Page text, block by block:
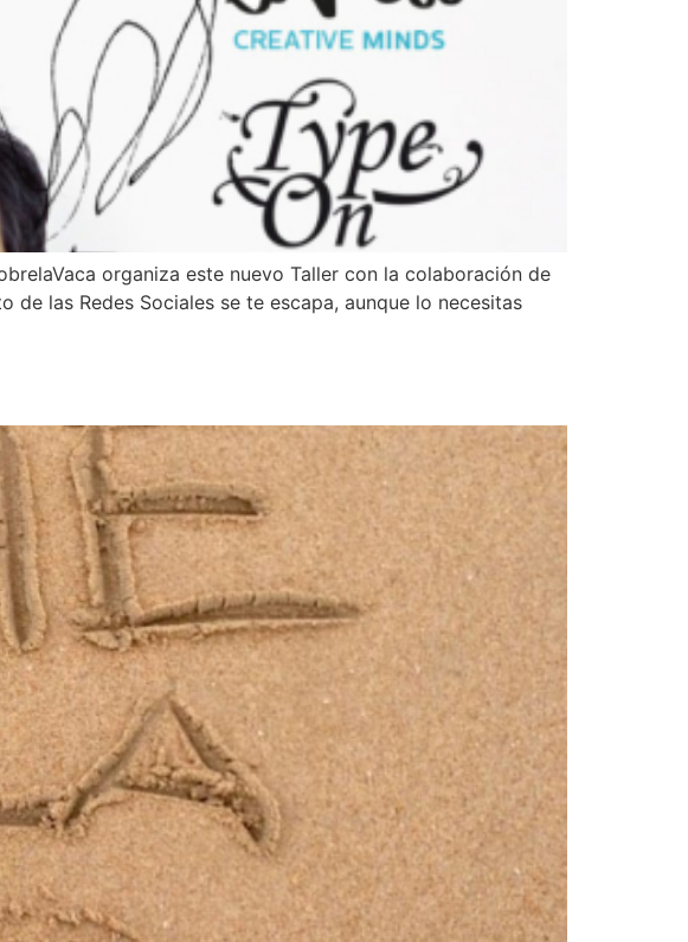
organiza este nuevo Taller con la colaboración de
de las Redes Sociales se te escapa, aunque lo necesitas